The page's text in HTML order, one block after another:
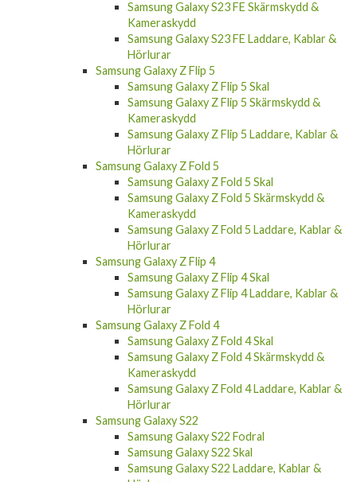
Kameraskydd
Samsung Galaxy S23 FE Laddare, Kablar &
Hörlurar
Samsung Galaxy Z Flip 5
Samsung Galaxy Z Flip 5 Skal
Samsung Galaxy Z Flip 5 Skärmskydd &
Kameraskydd
Samsung Galaxy Z Flip 5 Laddare, Kablar &
Hörlurar
Samsung Galaxy Z Fold 5
Samsung Galaxy Z Fold 5 Skal
Samsung Galaxy Z Fold 5 Skärmskydd &
Kameraskydd
Samsung Galaxy Z Fold 5 Laddare, Kablar &
Hörlurar
Samsung Galaxy Z Flip 4
Samsung Galaxy Z Flip 4 Skal
Samsung Galaxy Z Flip 4 Laddare, Kablar &
Hörlurar
Samsung Galaxy Z Fold 4
Samsung Galaxy Z Fold 4 Skal
Samsung Galaxy Z Fold 4 Skärmskydd &
Kameraskydd
Samsung Galaxy Z Fold 4 Laddare, Kablar &
Hörlurar
Samsung Galaxy S22
Samsung Galaxy S22 Fodral
Samsung Galaxy S22 Skal
Samsung Galaxy S22 Laddare, Kablar &
Hörlurar